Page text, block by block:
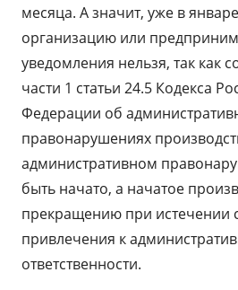
месяца. А значит, уже в
организацию или
уведомления нельзя, так как
части 1 статьи 24.5​ Кодекса
Федерации об
правонарушениях
административном
быть начато, а начатое
прекращению при истечении
привлечения к
ответственности.​